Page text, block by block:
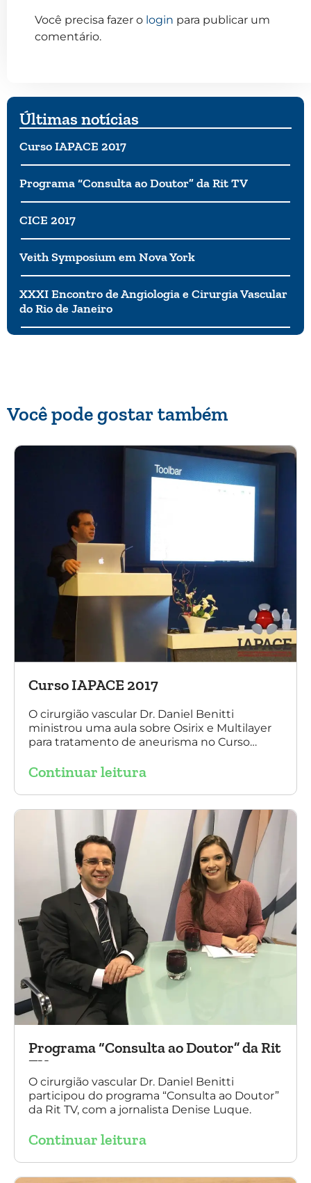
Você precisa fazer o login para publicar um
comentário.
Últimas notícias
Curso IAPACE 2017
Programa “Consulta ao Doutor” da Rit TV
CICE 2017
Veith Symposium em Nova York
XXXI Encontro de Angiologia e Cirurgia Vascular
do Rio de Janeiro
Você pode gostar também
Curso IAPACE 2017
O cirurgião vascular Dr. Daniel Benitti
ministrou uma aula sobre Osirix e Multilayer
para tratamento de aneurisma no Curso
2017). Agradecemos a todos os participantes
Sergio Belczak pelo convite!
Continuar leitura
Programa “Consulta ao Doutor” da Rit
TV
O cirurgião vascular Dr. Daniel Benitti
participou do programa “Consulta ao Doutor”
da Rit TV, com a jornalista Denise Luque.
Continuar leitura